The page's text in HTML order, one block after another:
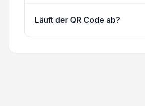
Läuft der QR Code ab?